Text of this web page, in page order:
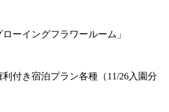
ーイングフラワールーム」
付き宿泊プラン各種（11/26入園分